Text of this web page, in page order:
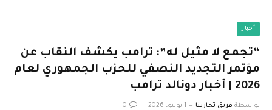
أخبار
“تجمع لا مثيل له”: ترامب يكشف النقاب عن
مؤتمر التجديد النصفي للحزب الجمهوري لعام
2026 | أخبار دونالد ترامب
بواسطة فريق تجاربنا 1 يوليو، 2026 0